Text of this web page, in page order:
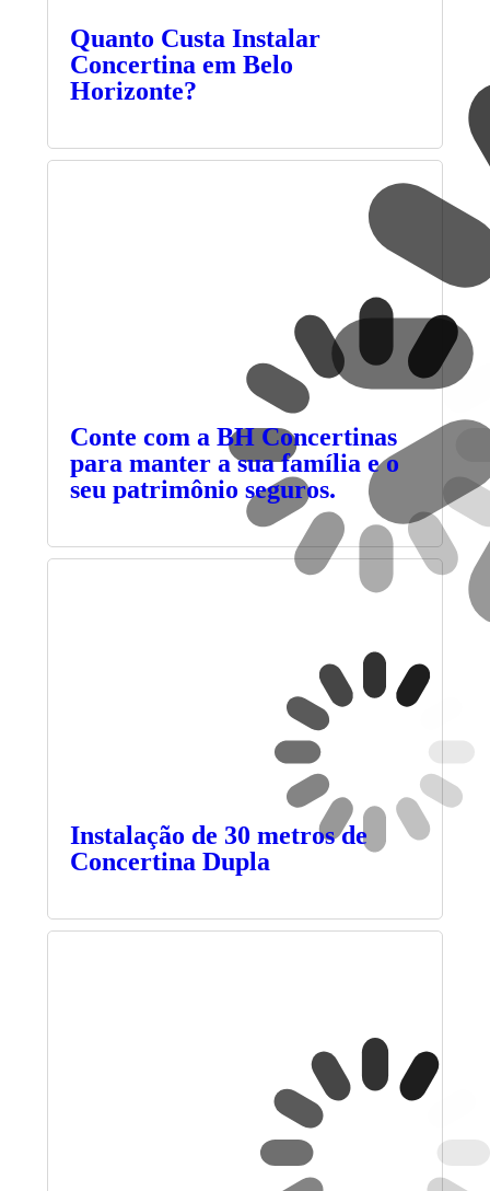
Quanto Custa Instalar
Concertina em Belo
Horizonte?
Conte com a BH Concertinas
para manter a sua família e o
seu patrimônio seguros.
Instalação de 30 metros de
Concertina Dupla